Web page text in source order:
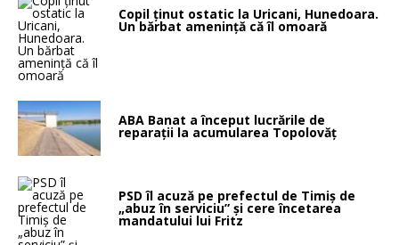
Copil ținut ostatic la Uricani, Hunedoara.
Un bărbat amenință că îl omoară
ABA Banat a început lucrările de
reparații la acumularea Topolovăț
PSD îl acuză pe prefectul de Timiș de
„abuz în serviciu” și cere încetarea
mandatului lui Fritz